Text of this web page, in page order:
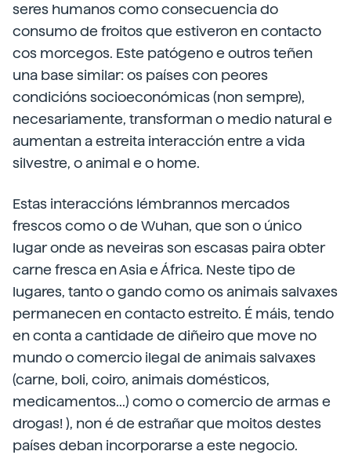
seres humanos como consecuencia do
consumo de froitos que estiveron en contacto
cos morcegos. Este patógeno e outros teñen
una base similar: os países con peores
condicións socioeconómicas (non sempre),
necesariamente, transforman o medio natural e
aumentan a estreita interacción entre a vida
silvestre, o animal e o home.
Estas interaccións lémbrannos mercados
frescos como o de Wuhan, que son o único
lugar onde as neveiras son escasas paira obter
carne fresca en Asia e África. Neste tipo de
lugares, tanto o gando como os animais salvaxes
permanecen en contacto estreito. É máis, tendo
en conta a cantidade de diñeiro que move no
mundo o comercio ilegal de animais salvaxes
(carne, boli, coiro, animais domésticos,
medicamentos...) como o comercio de armas e
drogas! ), non é de estrañar que moitos destes
países deban incorporarse a este negocio.